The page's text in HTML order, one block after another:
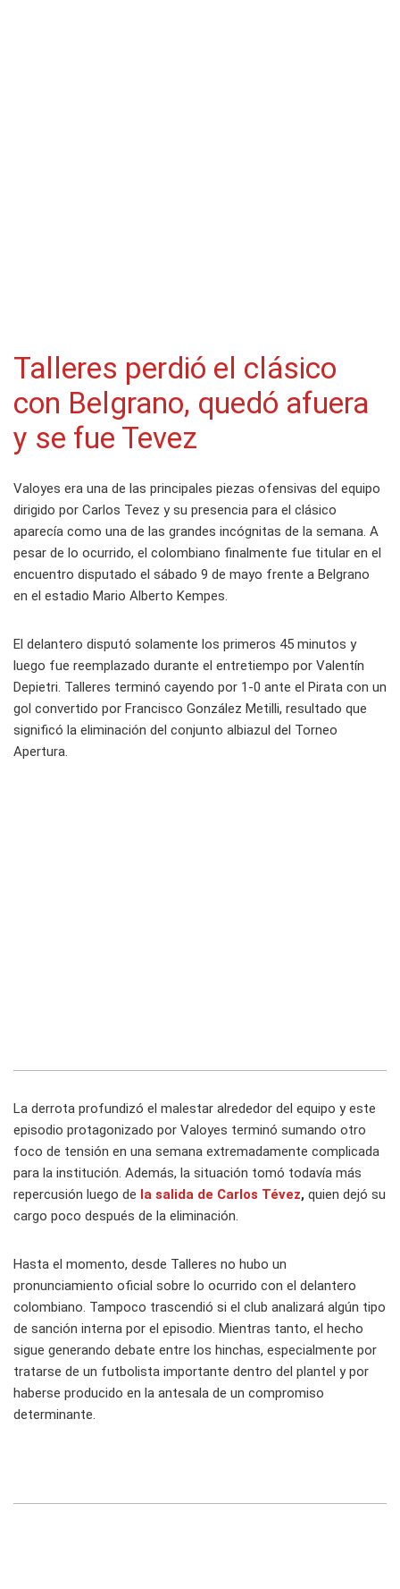
Talleres perdió el clásico
con Belgrano, quedó afuera
y se fue Tevez
Valoyes era una de las principales piezas ofensivas del equipo
dirigido por Carlos Tevez y su presencia para el clásico
aparecía como una de las grandes incógnitas de la semana. A
pesar de lo ocurrido, el colombiano finalmente fue titular en el
encuentro disputado el sábado 9 de mayo frente a Belgrano
en el estadio Mario Alberto Kempes.
El delantero disputó solamente los primeros 45 minutos y
luego fue reemplazado durante el entretiempo por Valentín
Depietri. Talleres terminó cayendo por 1-0 ante el Pirata con un
gol convertido por Francisco González Metilli, resultado que
significó la eliminación del conjunto albiazul del Torneo
Apertura.
La derrota profundizó el malestar alrededor del equipo y este
episodio protagonizado por Valoyes terminó sumando otro
foco de tensión en una semana extremadamente complicada
para la institución. Además, la situación tomó todavía más
repercusión luego de la salida de Carlos Tévez, quien dejó su
cargo poco después de la eliminación.
Hasta el momento, desde Talleres no hubo un
pronunciamiento oficial sobre lo ocurrido con el delantero
colombiano. Tampoco trascendió si el club analizará algún tipo
de sanción interna por el episodio. Mientras tanto, el hecho
sigue generando debate entre los hinchas, especialmente por
tratarse de un futbolista importante dentro del plantel y por
haberse producido en la antesala de un compromiso
determinante.